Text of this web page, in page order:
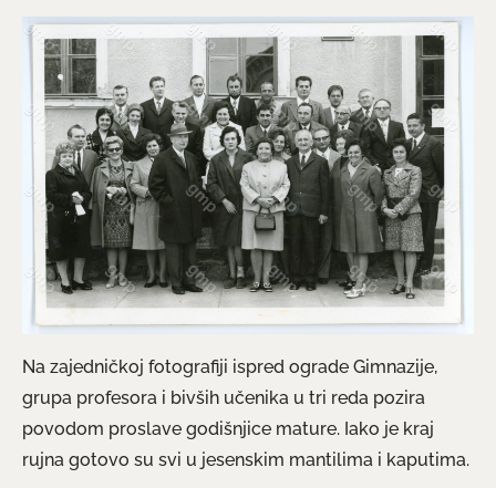
Na zajedničkoj fotografiji ispred ograde Gimnazije,
grupa profesora i bivših učenika u tri reda pozira
povodom proslave godišnjice mature. Iako je kraj
rujna gotovo su svi u jesenskim mantilima i kaputima.